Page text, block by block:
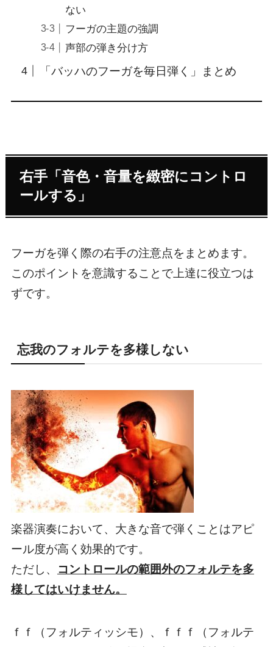
ない
フーガの主題の強調
声部の弾き分け方
「バッハのフーガを毎日弾く」まとめ
右手「音色・音量を緻密にコントロ
ールする」
フーガを弾く際の右手の注意点をまとめます。
このポイントを意識することで上達に役立つは
ずです。
忘我のフォルテを多様しない
楽器演奏において、大きな音で弾くことはアピ
ール度が高く効果的です。
ただし、 コントロールの範囲外のフォルテを多
様してはいけません。
ｆｆ（フォルティッシモ）、ｆｆｆ（フォルテ